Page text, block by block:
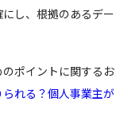
し、根拠のあるデー
ポイントに関するお
れる？個人事業主が